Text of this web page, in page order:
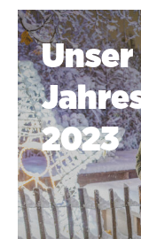
Unser
2023